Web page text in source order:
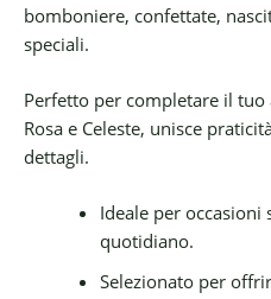
bomboniere, confettate,
speciali.
Perfetto per completare il
Rosa e Celeste, unisce
dettagli.
Ideale per occasioni
quotidiano.
Selezionato per